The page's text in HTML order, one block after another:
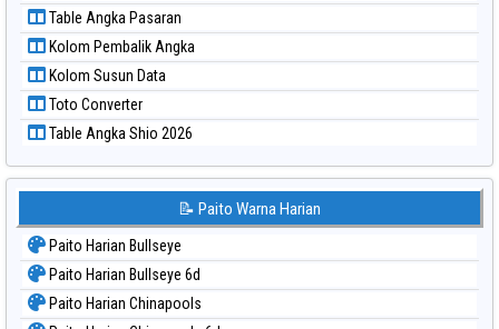
Paito Warna Sydney Pools 6d
Paito Warna Taipei
Paito Warna Taiwan
Table Angka Pasaran
Kolom Pembalik Angka
Kolom Susun Data
Toto Converter
Table Angka Shio 2026
📝 Paito Warna Harian
Paito Harian Bullseye
Paito Harian Bullseye 6d
Paito Harian Chinapools